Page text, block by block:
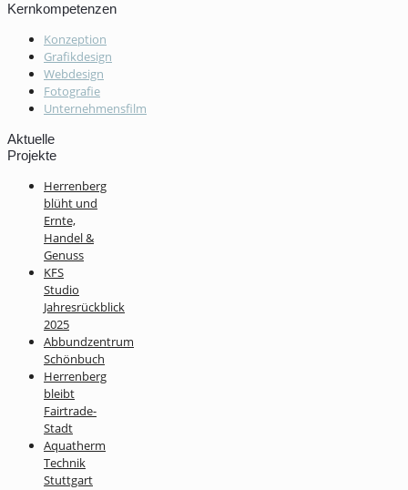
Kernkompetenzen
Konzeption
Grafikdesign
Webdesign
Fotografie
Unternehmensfilm
Aktuelle
Projekte
Herrenberg
blüht und
Ernte,
Handel &
Genuss
KFS
Studio
Jahresrückblick
2025
Abbundzentrum
Schönbuch
Herrenberg
bleibt
Fairtrade-
Stadt
Aquatherm
Technik
Stuttgart